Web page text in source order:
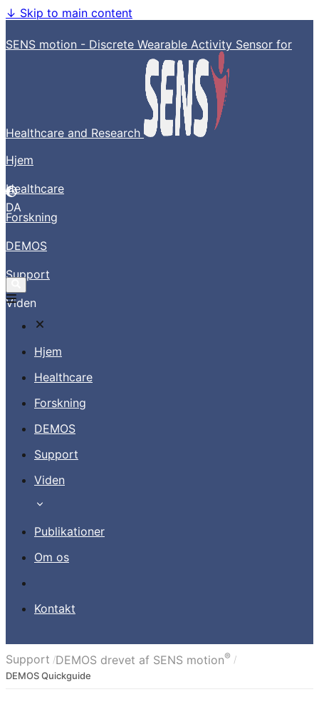
↓ Skip to main content
SENS motion - Discrete Wearable Activity Sensor for
Healthcare and Research
Hjem
Healthcare
Forskning
DEMOS
Support
Viden
DA
Hjem
Healthcare
Forskning
DEMOS
Support
Viden
Publikationer
Om os
Kontakt
Support DEMOS drevet af SENS motion®
DEMOS Quickguide